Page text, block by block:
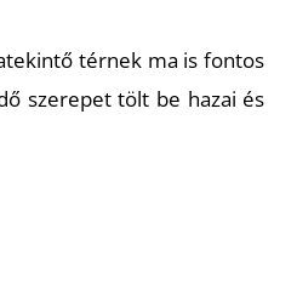
térnek ma is fontos
szerepet tölt be hazai és